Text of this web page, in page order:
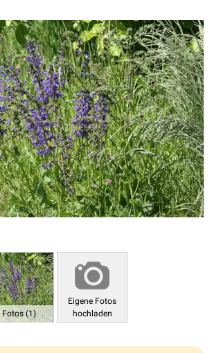
Fotos (1)
Eigene Fotos
hochladen